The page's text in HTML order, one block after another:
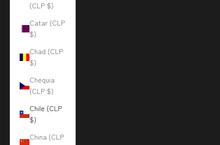
(CLP $)
Catar (CLP
$)
Chad (CLP
$)
Chequia
(CLP $)
Chile (CLP
$)
China (CLP